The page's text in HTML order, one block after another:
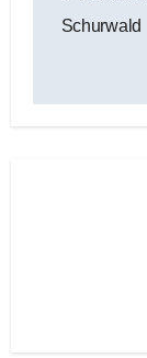
Schurwald